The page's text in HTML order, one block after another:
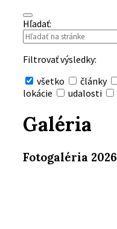
Hľadať:
Filtrovať výsledky:
všetko
články
lokácie
udalosti
vyhľadávanie
Galéria
Fotogaléria 2026